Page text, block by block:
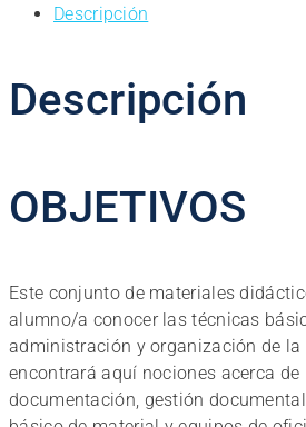
Básicas
cantidad
Descripción
Descripción
OBJETIVOS
Este conjunto de materiales
alumno/a conocer las técnicas
administración y organización de
encontrará aquí nociones acerca
documentación, gestión